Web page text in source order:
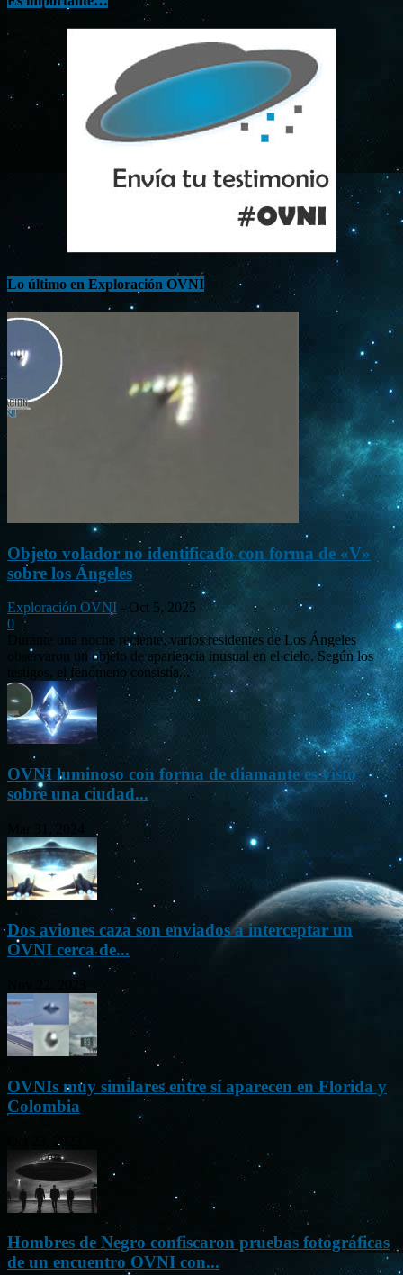
Lo último en Exploración OVNI
Objeto volador no identificado con forma de «V»
sobre los Ángeles
Exploración OVNI - Oct 5, 2025
0
Durante una noche reciente, varios residentes de Los Ángeles
observaron un objeto de apariencia inusual en el cielo. Según los
testigos, el fenómeno consistía...
OVNI luminoso con forma de diamante es visto
sobre una ciudad...
Dos aviones caza son enviados a interceptar un
OVNI cerca de...
Nov 22, 2023
OVNIs muy similares entre sí aparecen en Florida y
Colombia
Oct 23, 2023
Hombres de Negro confiscaron pruebas fotográficas
de un encuentro OVNI con...